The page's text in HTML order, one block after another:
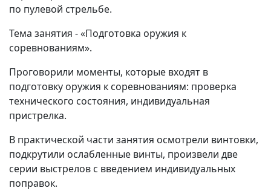
по пулевой стрельбе.
Тема занятия - «Подготовка оружия к
соревнованиям».
Проговорили моменты, которые входят в
подготовку оружия к соревнованиям: проверка
технического состояния, индивидуальная
пристрелка.
В практической части занятия осмотрели винтовки,
подкрутили ослабленные винты, произвели две
серии выстрелов с введением индивидуальных
поправок.